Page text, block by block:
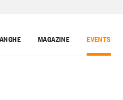
MAGAZINE EVENTS